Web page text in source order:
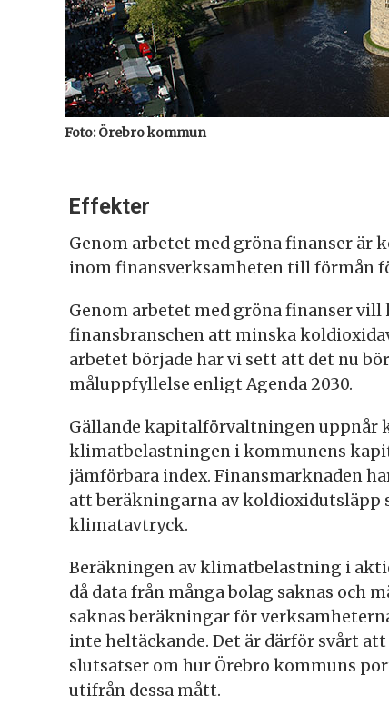
Foto: Örebro kommun
Effekter
Genom arbetet med gröna finanser är
inom finansverksamheten till förmån
Genom arbetet med gröna finanser
finansbranschen att minska
arbetet började har vi sett att det nu
måluppfyllelse enligt Agenda 2030.
Gällande kapitalförvaltningen uppnår
klimatbelastningen i kommunens
jämförbara index. Finansmarknaden
att beräkningarna av
klimatavtryck.
Beräkningen av klimatbelastning i
då data från många bolag saknas och
saknas beräkningar för
inte heltäckande. Det är därför svårt
slutsatser om hur Örebro kommuns
utifrån dessa mått.